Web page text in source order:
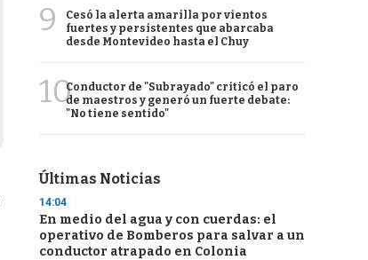
9
Cesó la alerta amarilla por vientos
fuertes y persistentes que abarcaba
desde Montevideo hasta el Chuy
10Conductor de "Subrayado" criticó el paro
de maestros y generó un fuerte debate:
"No tiene sentido"
Últimas Noticias
14:04
En medio del agua y con cuerdas: el
operativo de Bomberos para salvar a un
conductor atrapado en Colonia